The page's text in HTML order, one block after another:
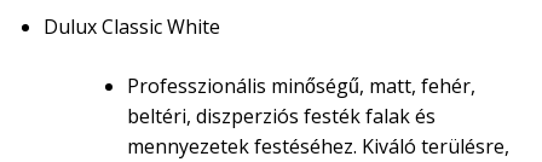
Dulux Classic White
Professzionális minőségű, matt, fehér,
beltéri, diszperziós festék falak és
mennyezetek festéséhez. Kiváló terülésre,